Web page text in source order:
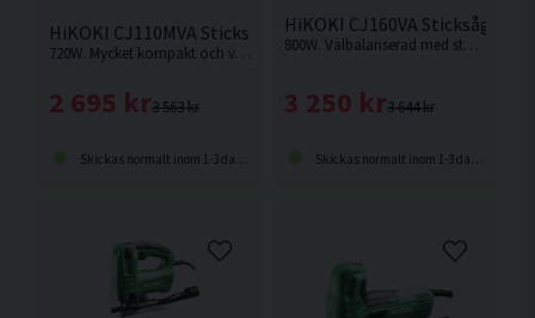
HiKOKI CJ110MVA Sticksåg (720W)
720W. Mycket kompakt och välbalanserad med stark motor och hög sågkapacitet.
3 563 kr
2 695 kr
Skickas normalt inom 1-3 dagar
HiKOKI CJ160VA Sticksåg
800W. Välbalanserad med stark motor och hög sågkapacitet.
3 644 kr
3 250 kr
Skickas normalt inom 1-3 dagar